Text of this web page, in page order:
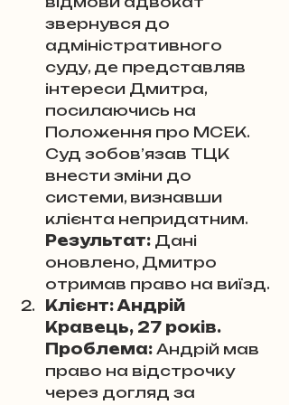
звернувся до
адміністративного
суду, де представляв
інтереси Дмитра,
посилаючись на
Положення про МСЕК.
Суд зобов’язав ТЦК
внести зміни до
системи, визнавши
клієнта непридатним.
Результат: Дані
оновлено, Дмитро
отримав право на виїзд.
Клієнт: Андрій
Кравець, 27 років.
Проблема: Андрій мав
право на відстрочку
через догляд за